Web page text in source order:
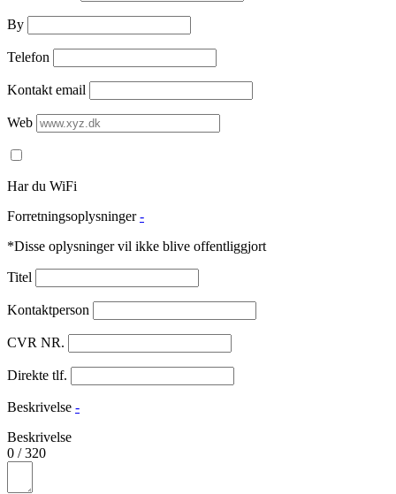
By
Telefon
Kontakt email
Web
Har du WiFi
Forretningsoplysninger -
*Disse oplysninger vil ikke blive offentliggjort
Titel
Kontaktperson
CVR NR.
Direkte tlf.
Beskrivelse -
Beskrivelse
0 /320